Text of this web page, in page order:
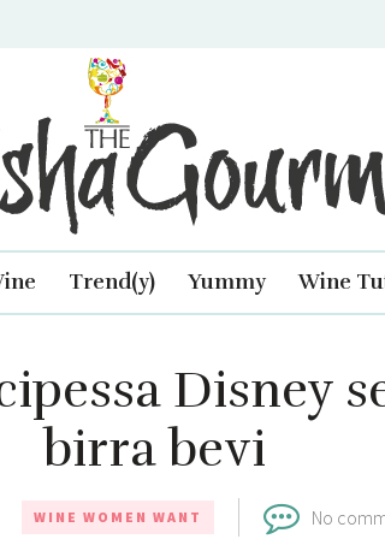
Trend(y) Yummy Wine
Disney
birra bevi
WINE WOMEN WANT No